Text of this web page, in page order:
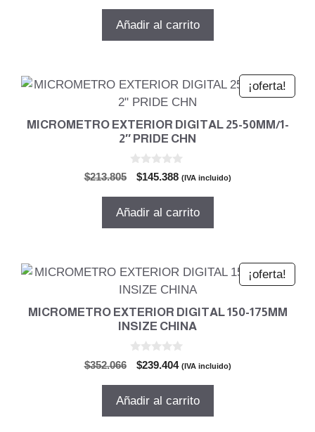
original
actual
Añadir al carrito
¡oferta!
MICROMETRO EXTERIOR DIGITAL 25-50MM/1-
2″ PRIDE CHN
$213.805
El
original
$145.388El
actual
(IVA incluido)
Añadir al carrito
¡oferta!
MICROMETRO EXTERIOR DIGITAL 150-175MM
INSIZE CHINA
$352.066
El
original
$239.404El
actual
(IVA incluido)
Añadir al carrito